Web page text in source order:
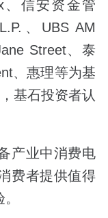
、信安资金管
、UBS AM
Street、泰
、惠理等为基
基石投资者认
产业中消费电
费者提供值得